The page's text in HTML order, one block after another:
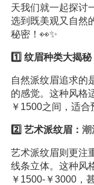
天我们就一起探
选到既美观又自然
秘密！👀✨
1️⃣ 纹眉种类大揭
自然派纹眉追求的
的感觉。这种风格
￥1500之间，适
2️⃣ 艺术派纹眉： 潮
艺术派纹眉则更注
线条立体。这种风
￥1500-￥3000，